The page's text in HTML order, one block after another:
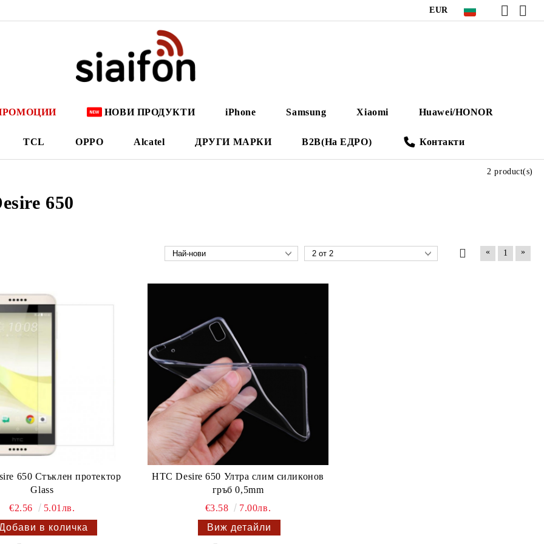
EUR
НОВИ ПРОДУКТИ iPhone Samsung Xiaomi Huawei/HONOR
TCL OPPO Alcatel ДРУГИ МАРКИ B2B(На ЕДРО) Контакти
650
2 product(s)
« 1 »
650 Стъклен протектор
Glass
€2.56
5.01лв.
HTC Desire 650 Ултра слим силиконов
гръб 0,5mm
€3.58
7.00лв.
Виж детайли